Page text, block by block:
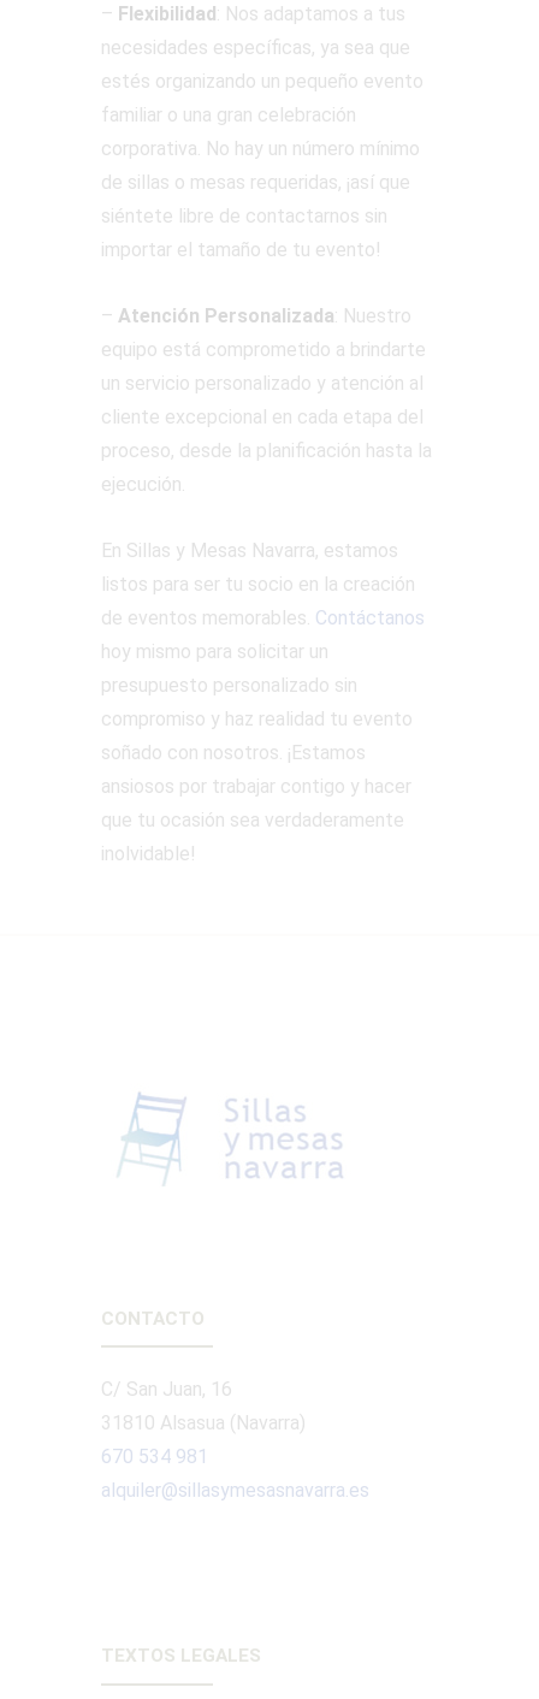
– Flexibilidad: Nos adaptamos a tus
necesidades específicas, ya sea que
estés organizando un pequeño evento
familiar o una gran celebración
corporativa. No hay un número mínimo
de sillas o mesas requeridas, ¡así que
siéntete libre de contactarnos sin
importar el tamaño de tu evento!
– Atención Personalizada: Nuestro
equipo está comprometido a brindarte
un servicio personalizado y atención al
cliente excepcional en cada etapa del
proceso, desde la planificación hasta la
ejecución.
En Sillas y Mesas Navarra, estamos
listos para ser tu socio en la creación
de eventos memorables. Contáctanos
hoy mismo para solicitar un
presupuesto personalizado sin
compromiso y haz realidad tu evento
soñado con nosotros. ¡Estamos
ansiosos por trabajar contigo y hacer
que tu ocasión sea verdaderamente
inolvidable!
CONTACTO
C/ San Juan, 16
31810 Alsasua (Navarra)
670 534 981
alquiler@sillasymesasnavarra.es
TEXTOS LEGALES